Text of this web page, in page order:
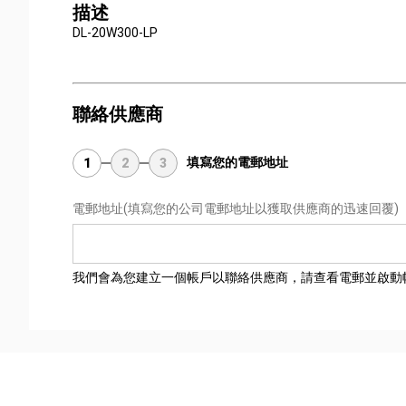
描述
DL-20W300-LP
聯絡供應商
1 2 3 填寫您的電郵地址
電郵地址(填寫您的公司電郵地址以獲取供應商的迅速回覆)
我們會為您建立一個帳戶以聯絡供應商，請查看電郵並啟動